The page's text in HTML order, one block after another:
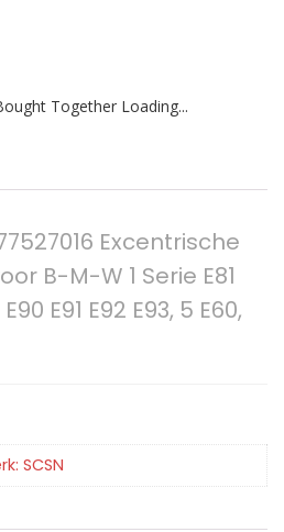
Together Loading...
Excentrische
B-M-W 1 Serie E81
E91 E92 E93, 5 E60,
SCSN